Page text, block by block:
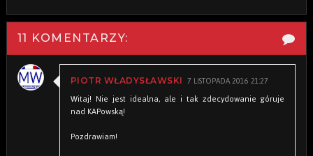
11 KOMENTARZY:
PIOTR WŁADYSŁAWSKI 7 LISTOPADA 2016 21:27
Witaj! Nie jest idealna, ale i tak zdecydowanie góruje
nad KAPowską!
Pozdrawiam!